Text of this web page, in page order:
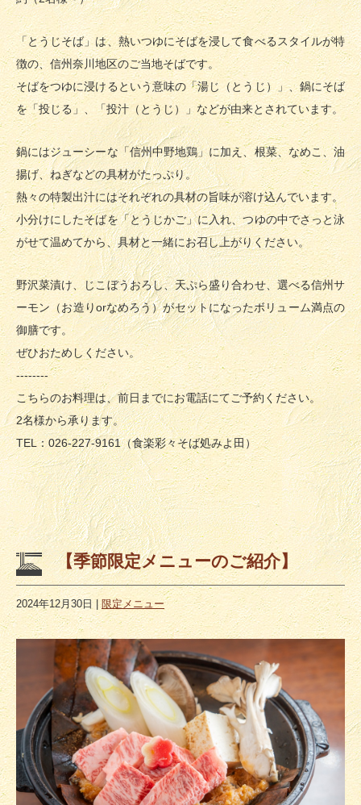
「とうじそば」は、熱いつゆにそばを浸して食べるスタイルが特
徴の、信州奈川地区のご当地そばです。
そばをつゆに浸けるという意味の「湯じ（とうじ）」、鍋にそば
を「投じる」、「投汁（とうじ）」などが由来とされています。
鍋にはジューシーな「信州中野地鶏」に加え、根菜、なめこ、油
揚げ、ねぎなどの具材がたっぷり。
熱々の特製出汁にはそれぞれの具材の旨味が溶け込んでいます。
小分けにしたそばを「とうじかご」に入れ、つゆの中でさっと泳
がせて温めてから、具材と一緒にお召し上がりください。
野沢菜漬け、じこぼうおろし、天ぷら盛り合わせ、選べる信州サ
ーモン（お造りorなめろう）がセットになったボリューム満点の
御膳です。
ぜひおためしください。
--------
こちらのお料理は、前日までにお電話にてご予約ください。
2名様から承ります。
TEL：026-227-9161（食楽彩々そば処みよ田）
【季節限定メニューのご紹介】
2024年12月30日 |限定メニュー